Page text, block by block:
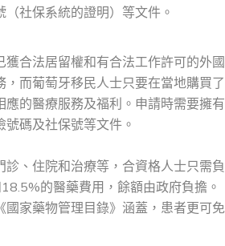
社保系統的證明）等文件。
獲合法居留權和有合法工作許可的外國
，而葡萄牙移民人士只要在當地購買了
應的醫療服務及福利。申請時需要擁有
碼及社保號等文件。
診、住院和治療等，合資格人士只需負
的醫藥費用，餘額由政府負擔。
國家藥物管理目錄》涵蓋，患者更可免